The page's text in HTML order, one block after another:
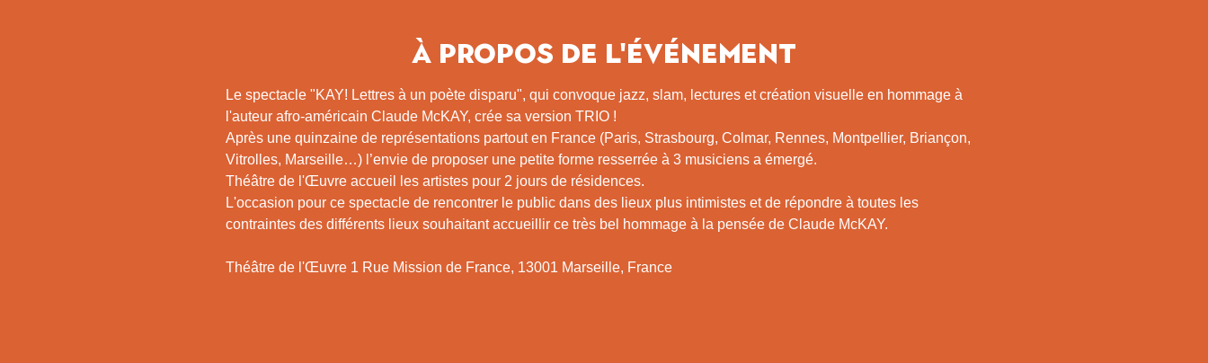
À propos de l'événement
Le spectacle "KAY! Lettres à un poète disparu", qui convoque jazz, slam, lectures et création visuelle en hommage à
l'auteur afro-américain Claude McKAY, crée sa version TRIO !
Après une quinzaine de représentations partout en France (Paris, Strasbourg, Colmar, Rennes, Montpellier, Briançon,
Vitrolles, Marseille…) l’envie de proposer une petite forme resserrée à 3 musiciens a émergé.
Théâtre de l'Œuvre accueil les artistes pour 2 jours de résidences.
L'occasion pour ce spectacle de rencontrer le public dans des lieux plus intimistes et de répondre à toutes les
contraintes des différents lieux souhaitant accueillir ce très bel hommage à la pensée de Claude McKAY.
Théâtre de l'Œuvre 1 Rue Mission de France, 13001 Marseille, France